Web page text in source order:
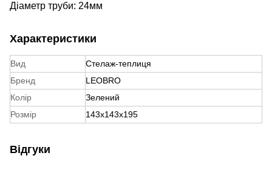
Діаметр труби: 24мм
Характеристики
Вид
Стелаж-теплиця
Бренд
LEOBRO
Колір
Зелений
Розмір
143x143x195
Відгуки